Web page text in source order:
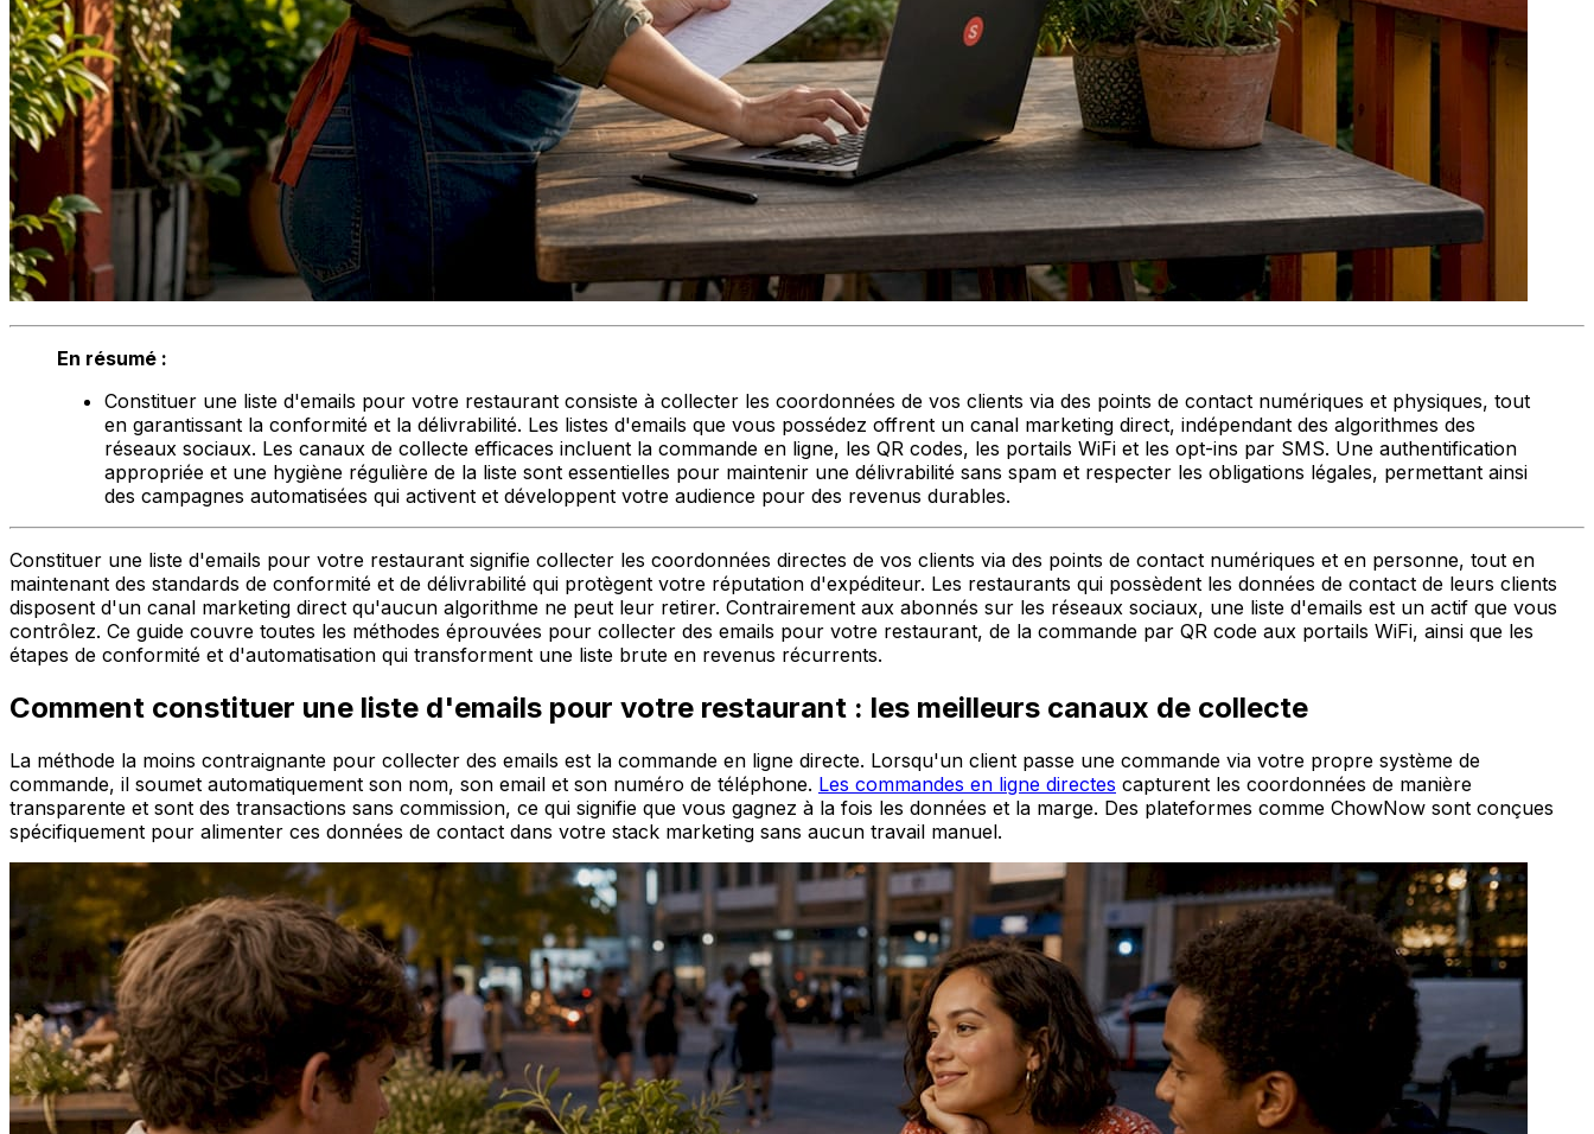
En résumé :
Constituer une liste d'emails pour votre restaurant consiste à collecter les coordonnées de vos clients via des points de contact numériques et physiques, tout
en garantissant la conformité et la délivrabilité. Les listes d'emails que vous possédez offrent un canal marketing direct, indépendant des algorithmes des
réseaux sociaux. Les canaux de collecte efficaces incluent la commande en ligne, les QR codes, les portails WiFi et les opt-ins par SMS. Une authentification
appropriée et une hygiène régulière de la liste sont essentielles pour maintenir une délivrabilité sans spam et respecter les obligations légales, permettant ainsi
des campagnes automatisées qui activent et développent votre audience pour des revenus durables.
Constituer une liste d'emails pour votre restaurant signifie collecter les coordonnées directes de vos clients via des points de contact numériques et en personne, tout en
maintenant des standards de conformité et de délivrabilité qui protègent votre réputation d'expéditeur. Les restaurants qui possèdent les données de contact de leurs clients
disposent d'un canal marketing direct qu'aucun algorithme ne peut leur retirer. Contrairement aux abonnés sur les réseaux sociaux, une liste d'emails est un actif que vous
contrôlez. Ce guide couvre toutes les méthodes éprouvées pour collecter des emails pour votre restaurant, de la commande par QR code aux portails WiFi, ainsi que les
étapes de conformité et d'automatisation qui transforment une liste brute en revenus récurrents.
Comment constituer une liste d'emails pour votre restaurant : les meilleurs canaux de collecte
La méthode la moins contraignante pour collecter des emails est la commande en ligne directe. Lorsqu'un client passe une commande via votre propre système de
commande, il soumet automatiquement son nom, son email et son numéro de téléphone. Les commandes en ligne directes capturent les coordonnées de manière
transparente et sont des transactions sans commission, ce qui signifie que vous gagnez à la fois les données et la marge. Des plateformes comme ChowNow sont conçues
spécifiquement pour alimenter ces données de contact dans votre stack marketing sans aucun travail manuel.